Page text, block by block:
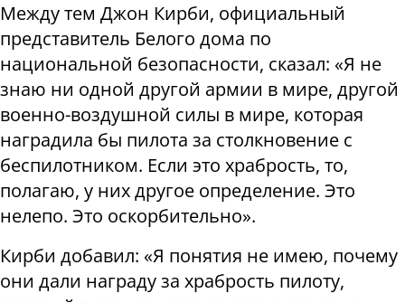
Между тем Джон Кирби, официальный
представитель Белого дома по
национальной безопасности, сказал: «Я не
знаю ни одной другой армии в мире, другой
военно-воздушной силы в мире, которая
наградила бы пилота за столкновение с
беспилотником. Если это храбрость, то,
полагаю, у них другое определение. Это
нелепо. Это оскорбительно».
Кирби добавил: «Я понятия не имею, почему
они дали награду за храбрость пилоту,